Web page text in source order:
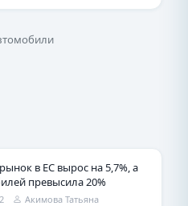
в ЕС вырос на 5,7%, а
превысила 20%
Акимова Татьяна